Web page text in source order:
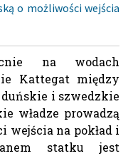
o możliwości wejścia
na wodach
Kattegat między
duńskie i szwedzkie
władze prowadzą
wejścia na pokład i
statku jest